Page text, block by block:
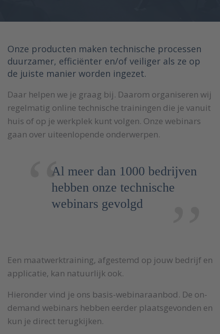
Onze producten maken technische processen
duurzamer, efficiënter en/of veiliger als ze op
de juiste manier worden ingezet.
Daar helpen we je graag bij. Daarom organiseren wij
regelmatig online technische trainingen die je vanuit
huis of op je werkplek kunt volgen. Onze webinars
gaan over uiteenlopende onderwerpen.
Al meer dan 1000 bedrijven
hebben onze technische
webinars gevolgd
Een maatwerktraining, afgestemd op jouw bedrijf en
applicatie, kan natuurlijk ook.
Hieronder vind je ons basis-webinaraanbod. De on-
demand webinars hebben eerder plaatsgevonden en
kun je direct terugkijken.